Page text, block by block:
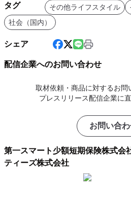
タグ その他ライフスタイル
社会（国内）
シェア
配信企業へのお問い合わせ
取材依頼・商品に対するお問
プレスリリース配信企業に
お問い合
第一スマート少額短期保険株式会
ティーズ株式会社